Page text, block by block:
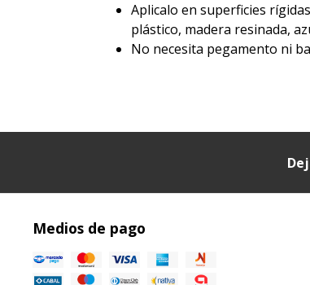
Aplicalo en superficies
plástico, madera resinada,
No necesita pegamento ni
Medios de pago